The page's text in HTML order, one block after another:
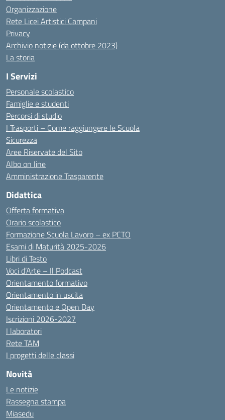
Organizzazione
Rete Licei Artistici Campani
Privacy
Archivio notizie (da ottobre 2023)
La storia
I Servizi
Personale scolastico
Famiglie e studenti
Percorsi di studio
I Trasporti – Come raggiungere le Scuola
Sicurezza
Aree Riservate del Sito
Albo on line
Amministrazione Trasparente
Didattica
Offerta formativa
Orario scolastico
Formazione Scuola Lavoro – ex PCTO
Esami di Maturità 2025-2026
Libri di Testo
Voci d’Arte – Il Podcast
Orientamento formativo
Orientamento in uscita
Orientamento e Open Day
Iscrizioni 2026-2027
I laboratori
Rete TAM
I progetti delle classi
Novità
Le notizie
Rassegna stampa
Miasedu